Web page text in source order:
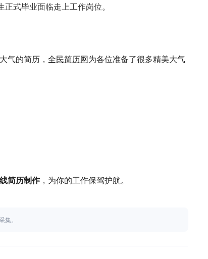
式毕业面临走上工作岗位。
气的简历， 全民简历网为各位准备了很多精美大气
简历制作，为你的工作保驾护航。
。